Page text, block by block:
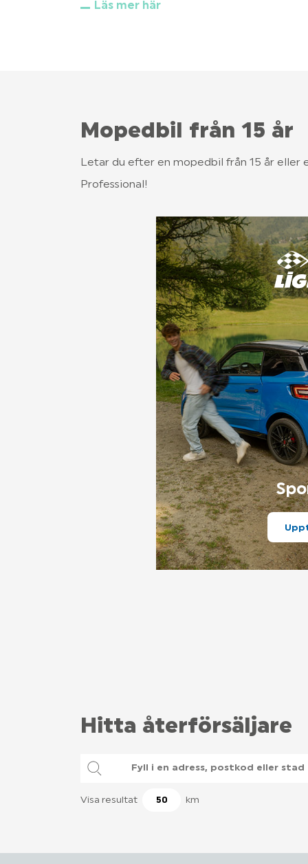
Läs mer här
Mopedbil från 15 år
Letar du efter en mopedbil från 15 år eller
Professional!
Hitta återförsäljare
Geolocalisation
Geolocation
Visa resultat km